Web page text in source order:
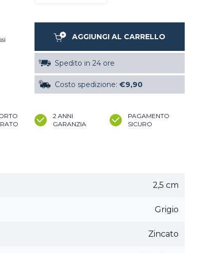
AGGIUNGI AL CARRELLO
Spedito in 24 ore
Costo spedizione: €9,90
2 ANNI
GARANZIA
PAGAMENTO
SICURO
2,5 cm
Grigio
Zincato